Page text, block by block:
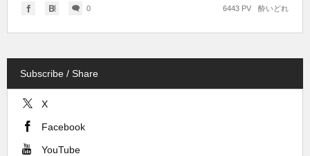
0 酔いどれ
6443 PV
Subscribe / Share
X
Facebook
YouTube